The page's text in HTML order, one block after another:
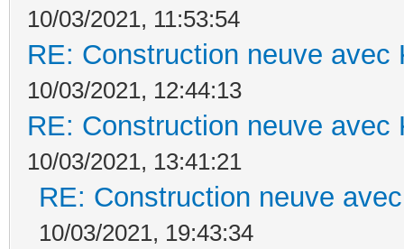
10/03/2021, 11:53:54
RE: Construction neuve avec
10/03/2021, 12:44:13
RE: Construction neuve avec
10/03/2021, 13:41:21
RE: Construction neuve
10/03/2021, 19:43:34